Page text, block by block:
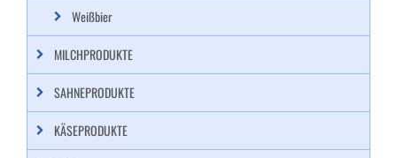
Weißbier
MILCHPRODUKTE
SAHNEPRODUKTE
KÄSEPRODUKTE